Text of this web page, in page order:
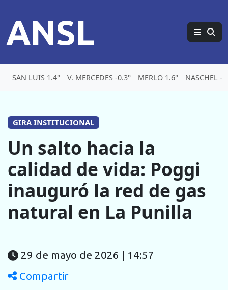
ANSL
SAN LUIS 1.4° V. MERCEDES -0.3° MERLO 1.6° NASCHEL -
GIRA INSTITUCIONAL
Un salto hacia la
calidad de vida: Poggi
inauguró la red de gas
natural en La Punilla
29 de mayo de 2026 | 14:57
Compartir